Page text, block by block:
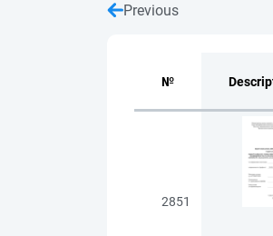
Previous
№
2851